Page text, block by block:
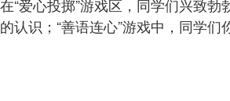
在“爱心投掷”游戏区，同学们兴致
的认识；“善语连心”游戏中，同学